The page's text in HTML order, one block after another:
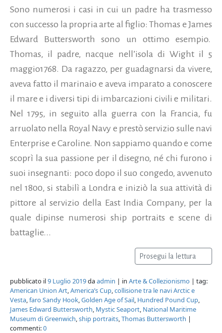
Sono numerosi i casi in cui un padre ha trasmesso
con successo la propria arte al figlio: Thomas e James
Edward Buttersworth sono un ottimo esempio.
Thomas, il padre, nacque nell’isola di Wight il 5
maggio1768. Da ragazzo, per guadagnarsi da vivere,
aveva fatto il marinaio e aveva imparato a conoscere
il mare e i diversi tipi di imbarcazioni civili e militari.
Nel 1795, in seguito alla guerra con la Francia, fu
arruolato nella Royal Navy e prestò servizio sulle navi
Enterprise e Caroline. Non sappiamo quando e come
scoprì la sua passione per il disegno, né chi furono i
suoi insegnanti: poco dopo il suo congedo, avvenuto
nel 1800, si stabilì a Londra e iniziò la sua attività di
pittore al servizio della East India Company, per la
quale dipinse numerosi ship portraits e scene di
battaglie...
Prosegui la lettura
pubblicato il9 Luglio 2019daadmin | in Arte & Collezionismo | tag:
American Union Art,America’s Cup,collisione tra le navi Arctic e
Vesta,faro Sandy Hook,Golden Age of Sail, Hundred Pound Cup,
James Edward Buttersworth, Mystic Seaport, National Maritime
Museum di Greenwich,ship portraits,Thomas Buttersworth |
commenti:0